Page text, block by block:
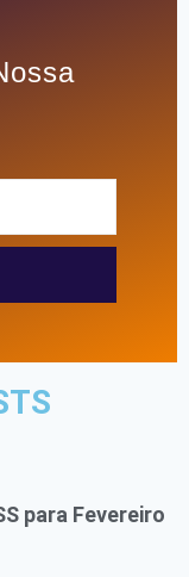
para Fevereiro